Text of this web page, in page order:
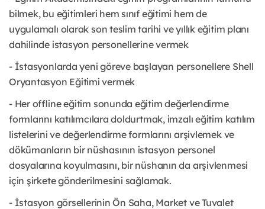
bilmek, bu eğitimleri hem sınıf eğitimi hem de
uygulamalı olarak son teslim tarihi ve yıllık eğitim planı
dahilinde istasyon personellerine vermek
- İstasyonlarda yeni göreve başlayan personellere Shell
Oryantasyon Eğitimi vermek
- Her offline eğitim sonunda eğitim değerlendirme
formlarını katılımcılara doldurtmak, imzalı eğitim katılım
listelerini ve değerlendirme formlarını arşivlemek ve
dökümanların bir nüshasının istasyon personel
dosyalarına koyulmasını, bir nüshanın da arşivlenmesi
için şirkete gönderilmesini sağlamak.
- İstasyon görsellerinin Ön Saha, Market ve Tuvalet